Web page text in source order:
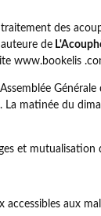
des
de
www.bookelis
La matinée du
et mutualisation
accessibles aux